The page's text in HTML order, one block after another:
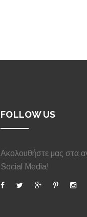
FOLLOW US
Ακολουθήστε μας στα
Social Media!